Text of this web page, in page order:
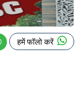
हमें फॉलो करें